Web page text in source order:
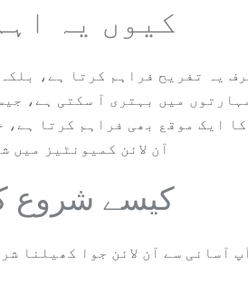
کیوں یہ
یہ تفریح فراہم کرتا ہے،
میں بہتری آ سکتی ہے،
ایک موقع بھی فراہم کرتا ہے،
آن لائن کمیونٹیز میں
کیسے شروع
آسانی سے آن لائن جوا کھیلنا